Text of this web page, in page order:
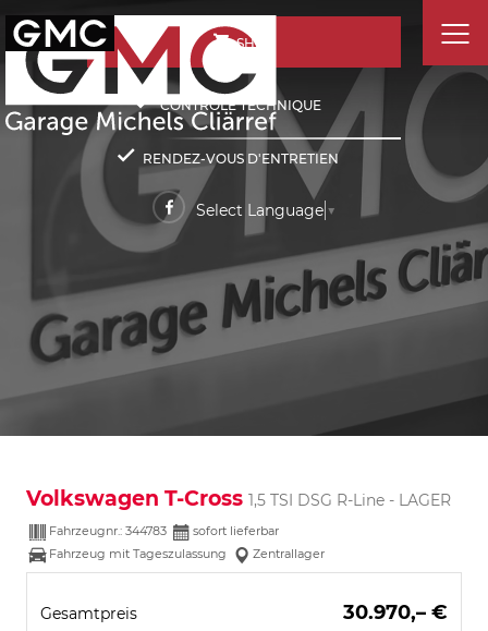
SHOP
CONTRÔLE TECHNIQUE
RENDEZ-VOUS D'ENTRETIEN
Select Language ▼
Volkswagen T-Cross 1,5 TSI DSG R-Line - LAGER
Fahrzeugnr.: 344783
sofort lieferbar
Fahrzeug mit Tageszulassung
Zentrallager
Gesamtpreis 30.970,– €